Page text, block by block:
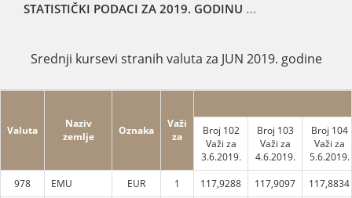
STATISTIČKI PODACI ZA 2019. GODINU
Srednji kursevi stranih valuta za JUN 2019. godine
Valuta
Naziv
zemlje
Oznaka
Važi
za
Broj 102
Važi za
3.6.2019.
Broj 103
Važi za
4.6.2019.
Broj 104
Važi za
5.6.2019.
978
EMU EUR 1 117,9288 117,9097
117,8834